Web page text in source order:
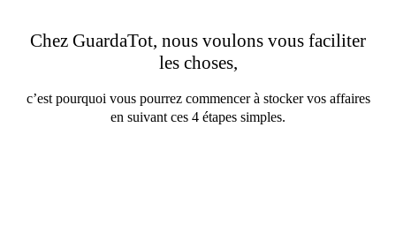
Chez GuardaTot, nous voulons vous faciliter
les choses,
c’est pourquoi vous pourrez commencer à stocker vos affaires
en suivant ces 4 étapes simples.